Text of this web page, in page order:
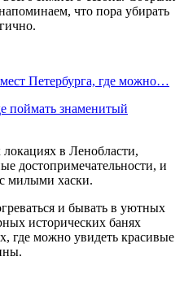
что пора убирать
Петербурга, где можно…
поймать знаменитый
в Ленобласти,
достопримечательности, и
милыми хаски.
и бывать в уютных
исторических банях
где можно увидеть красивые